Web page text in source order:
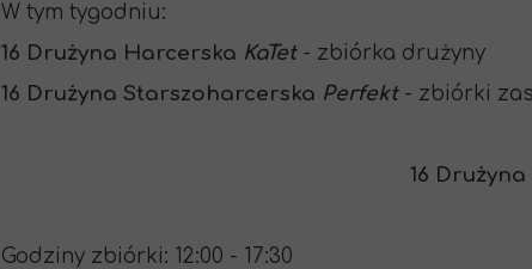
W tym tygodniu:
16 Drużyna Harcerska KaTet- zbiórka drużyny
16 Drużyna Starszoharcerska Perfekt - zbiórki
16
Godziny zbiórki: 12:00 - 17:30